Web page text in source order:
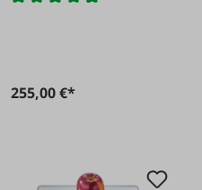
255,00 €*